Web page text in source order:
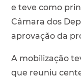
e teve como
Câmara dos
aprovação da
A mobilização
que reuniu